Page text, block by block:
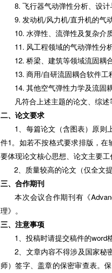
8. 飞行器气动弹性分析、设
9. 发动机/风力机/直升机的气
10. 水弹性、流弹性及复杂介
11. 风工程领域的气动弹性分
12. 桥梁、建筑等领域流固耦
13.商用/自研流固耦合软件工
14. 其他空气弹性力学及流固
凡符合上述主题的论文、综
二、论文要求
1
、每篇论文（含图表）原则
件1。如若不按格式要求排版，
要体现论文核心思想、论文主要
2 、质量较高的论文（仅全
三、合作期刊
本次会议合作期刊有《
理》。
三、注意事项
1 、投稿时请提交稿件的word
2 、文章内容不得涉及国家
师）签字、盖章的保密审查表。